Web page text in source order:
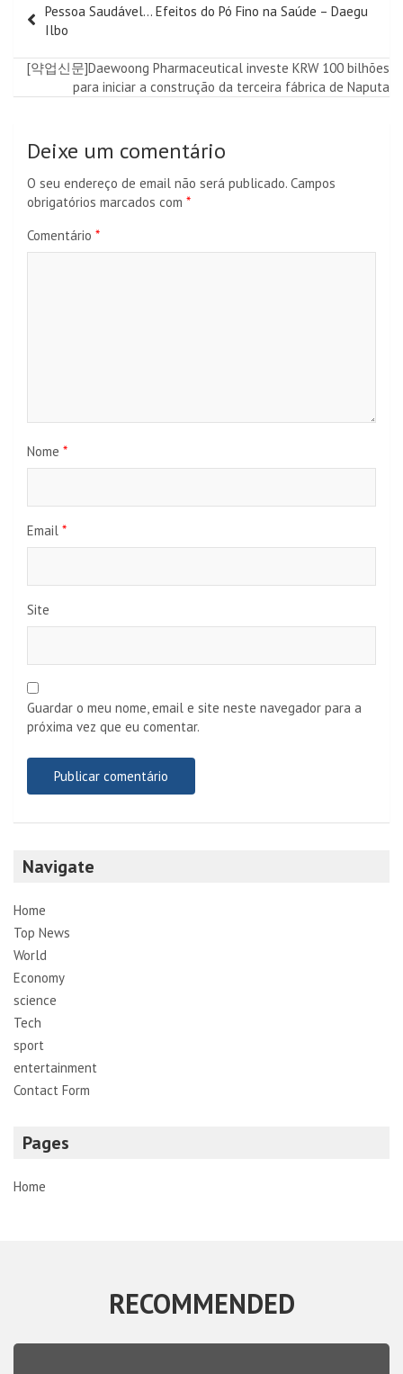
de
artigos
Pessoa Saudável… Efeitos do Pó Fino na Saúde – Daegu
Ilbo
[약업신문]Daewoong Pharmaceutical investe KRW 100 bilhões
para iniciar a construção da terceira fábrica de Naputa
Deixe um comentário
O seu endereço de email não será publicado. Campos
obrigatórios marcados com *
Comentário *
Nome *
Email *
Site
Guardar o meu nome, email e site neste navegador para a
próxima vez que eu comentar.
Navigate
Home
Top News
World
Economy
science
Tech
sport
entertainment
Contact Form
Pages
Home
RECOMMENDED